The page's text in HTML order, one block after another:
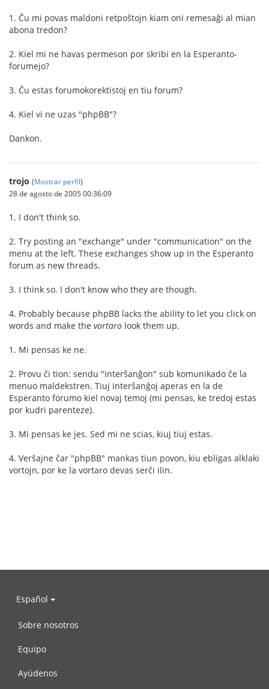
1. Ĉu mi povas maldoni retpoŝtojn kiam oni remesaĝi al mian
abona tredon?
2. Kiel mi ne havas permeson por skribi en la Esperanto-
forumejo?
3. Ĉu estas forumokorektistoj en tiu forum?
4. Kiel vi ne uzas "phpBB"?
Dankon.
trojo (Mostrar perfil)
28 de agosto de 2005 00:36:09
1. I don't think so.
2. Try posting an "exchange" under "communication" on the
menu at the left. These exchanges show up in the Esperanto
forum as new threads.
3. I think so. I don't know who they are though.
4. Probably because phpBB lacks the ability to let you click on
words and make the vortaro look them up.
1. Mi pensas ke ne.
2. Provu ĉi tion: sendu "interŝanĝon" sub komunikado ĉe la
menuo maldekstren. Tiuj interŝanĝoj aperas en la de
Esperanto forumo kiel novaj temoj (mi pensas, ke tredoj estas
por kudri parenteze).
3. Mi pensas ke jes. Sed mi ne scias, kiuj tiuj estas.
4. Verŝajne ĉar "phpBB" mankas tiun povon, kiu ebligas alklaki
vortojn, por ke la vortaro devas serĉi ilin.
Español
Sobre nosotros
Equipo
Ayúdenos